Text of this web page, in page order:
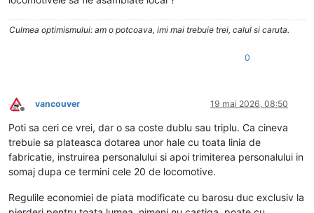
Culmea optimismului: am o potcoava, imi mai trebuie trei, calul si caruta.
0
Deconectat
vancouver 19 mai 2026, 08:50
Poti sa ceri ce vrei, dar o sa coste dublu sau triplu. Ca cineva
trebuie sa plateasca dotarea unor hale cu toata linia de
fabricatie, instruirea personalului si apoi trimiterea personalului in
somaj dupa ce termini cele 20 de locomotive.
Regulile economiei de piata modificate cu barosu duc exclusiv la